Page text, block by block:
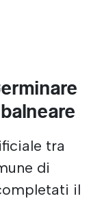
tra
di
il